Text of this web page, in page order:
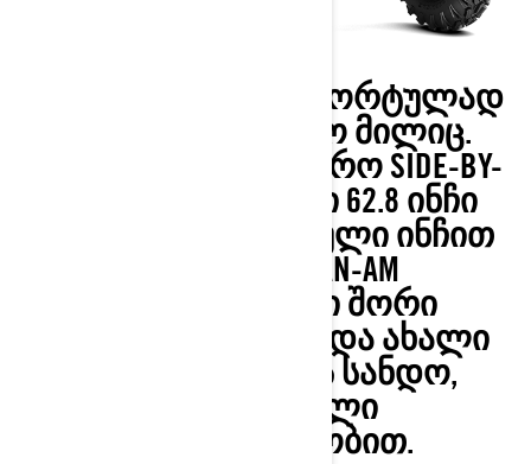
ᲛᲝᲗᲐᲕᲡᲓᲘᲗ ᲙᲝᲛᲤᲝᲠᲢᲣᲚᲐᲓ
ᲓᲐ ᲒᲐᲘᲐᲠᲔ ᲑᲝᲚᲝ ᲛᲘᲚᲘᲪ.
ᲩᲕᲔᲜᲘ ᲧᲕᲔᲚᲐᲖᲔ ᲕᲘᲬᲠᲝ SIDE-BY-
SIDE ᲐᲕᲢᲝᲛᲝᲑᲘᲚᲘ 62.8 ᲘᲜᲩᲘ
ᲡᲘᲒᲐᲜᲘᲗ - ᲗᲘᲗᲝᲔᲣᲚᲘ ᲘᲜᲩᲘᲗ
ᲨᲔᲥᲛᲜᲘᲚᲘ CAN-AM
ᲙᲕᲐᲓᲠᲝᲪᲘᲙᲚᲘ ᲨᲝᲠᲘ
ᲛᲒᲖᲐᲕᲠᲝᲑᲘᲡᲗᲕᲘᲡ ᲓᲐ ᲐᲮᲐᲚᲘ
ᲑᲘᲚᲘᲙᲔᲑᲘᲡᲗᲕᲘᲡ ᲡᲐᲜᲓᲝ,
ᲛᲝᲛᲜᲣᲡᲮᲕᲔᲚᲘ
ᲨᲔᲡᲐᲫᲚᲔᲑᲚᲝᲑᲘᲗ.